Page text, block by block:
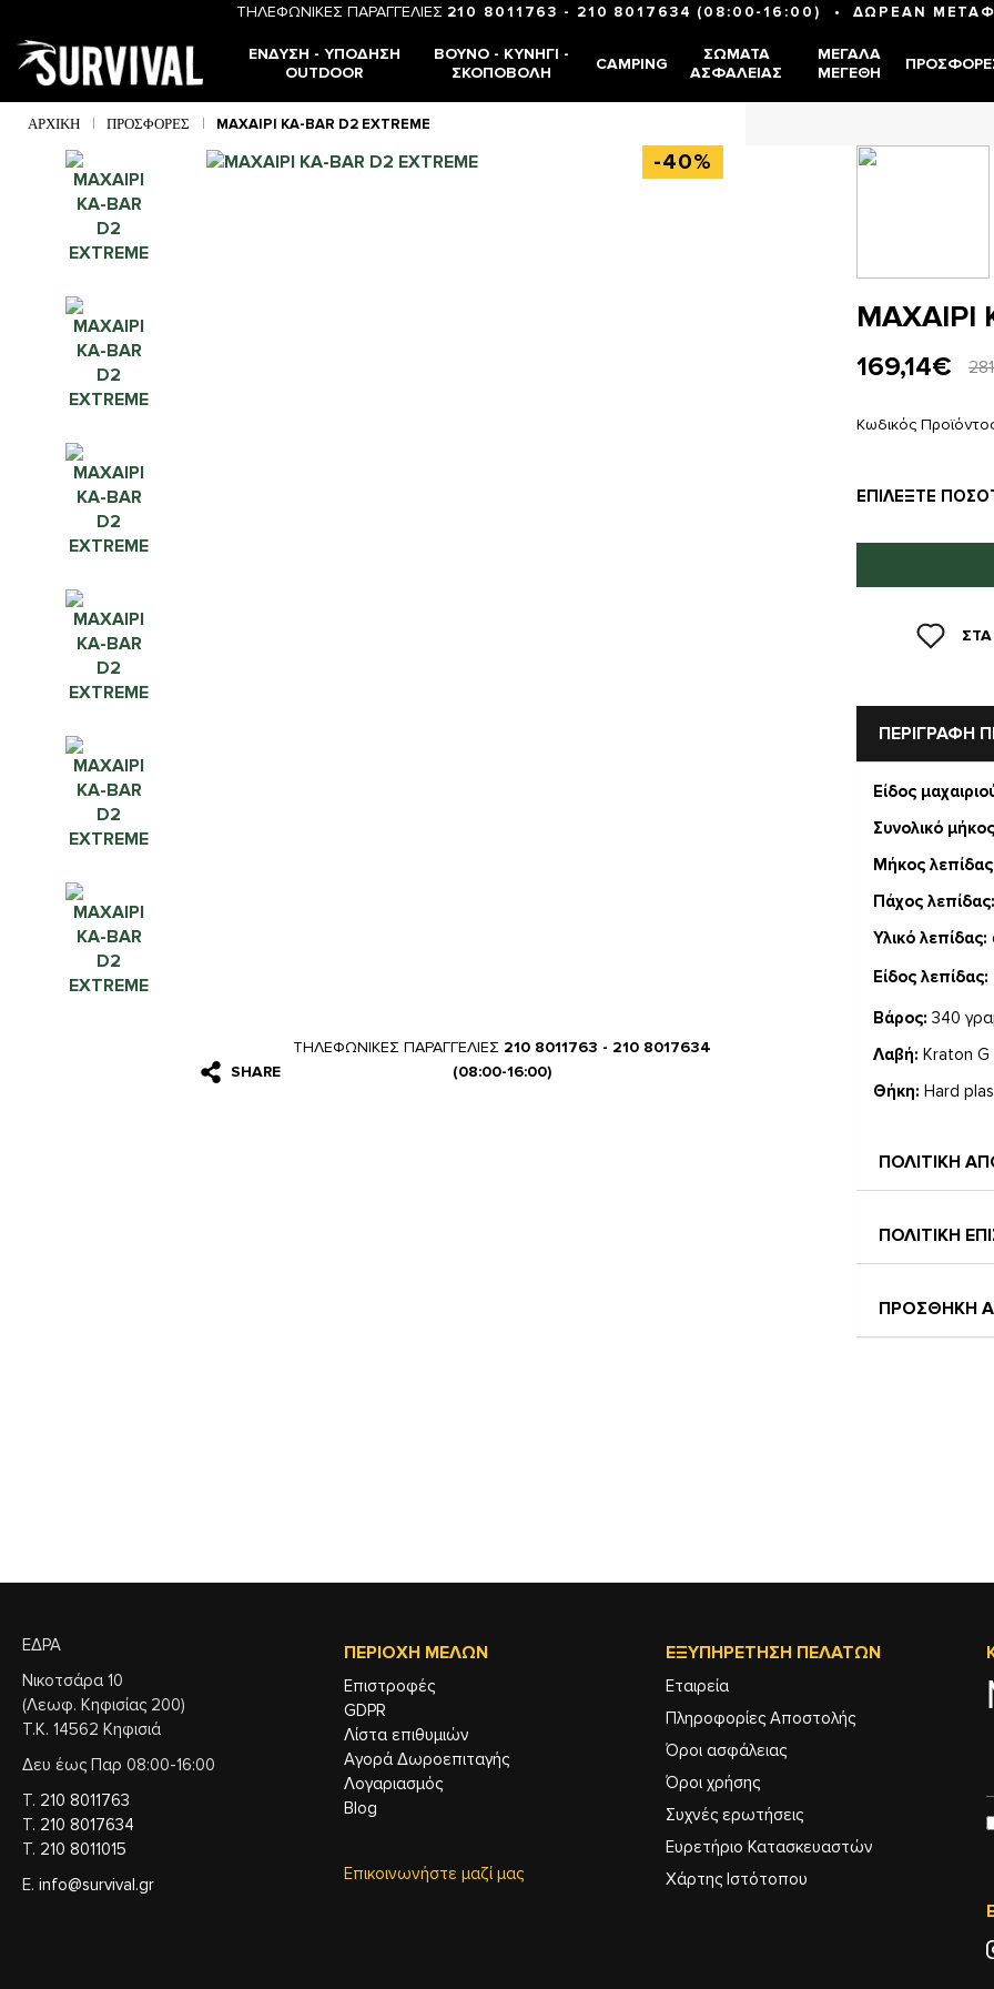
ΤΗΛΕΦΩΝΙΚΕΣ ΠΑΡΑΓΓΕΛΙΕΣ 210 8011763 - 210 8017634 (08:00-16:00) • ΔΩΡΕΑΝ
ΈΝΔΥΣΗ - ΥΠΌΔΗΣΗ
OUTDOOR
ΒΟΥΝΌ - ΚΥΝΉΓΙ -
ΣΚΟΠΟΒΟΛΉ
CAMPING
ΣΏΜΑΤΑ
ΑΣΦΑΛΕΊΑΣ
ΜΕΓΆΛΑ
ΜΕΓΈΘΗ
ΑΡΧΙΚΉ ΠΡΟΣΦΟΡΈΣ ΜΑΧΑΙΡΙ KA-BAR D2 EXTREME
-40%
SHARE
ΤΗΛΕΦΩΝΙΚΕΣ ΠΑΡΑΓΓΕΛΙΕΣ 210 8011763 - 210 8017634
(08:00-16:00)
ΜΑΧΑΙΡΙ
169,14€
Κωδικός
ΕΠΙΛΈΞΤΕ
ΠΕΡΙΓΡΑΦΗ
Είδος
Συνολικό
Μήκος
Πάχος λεπίδας:
Υλικό λεπίδας:
Είδος λεπίδας:
Βάρος: 340
Λαβή: Kraton G
Θήκη: Hard
Οι δοκιμές
ατσάλια που
Το μαχαίρι Ka-
ΠΟΛΙΤΙΚΗ
ΠΟΛΙΤΙΚΗ
ΠΡΟΣΘΗΚΗ
ΕΔΡΑ
Νικοτσάρα 10
(Λεωφ. Κηφισίας 200)
Τ.Κ. 14562 Κηφισιά
Δευ έως Παρ 08:00-16:00
Τ. 210 8011763
Τ. 210 8017634
Τ. 210 8011015
Ε. info@survival.gr
ΠΕΡΙΟΧΉ ΜΕΛΏΝ
Επιστροφές
GDPR
Λίστα επιθυμιών
Αγορά Δωροεπιταγής
Λογαριασμός
Blog
Επικοινωνήστε μαζί μας
ΕΞΥΠΗΡΈΤΗΣΗ ΠΕΛΑΤΏΝ
Εταιρεία
Πληροφορίες Αποστολής
Όροι ασφάλειας
Όροι χρήσης
Συχνές ερωτήσεις
Ευρετήριο Κατασκευαστών
Χάρτης Ιστότοπου